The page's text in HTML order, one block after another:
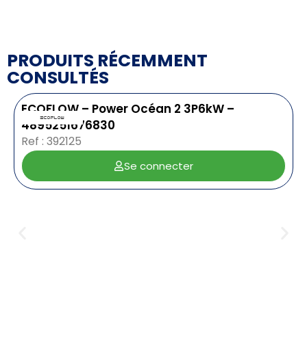
PRODUITS RÉCEMMENT
CONSULTÉS
ECOFLOW – Power Océan 2 3P6kW –
4895251676830
Ref : 392125
Se connecter